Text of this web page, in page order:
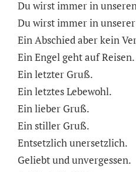
Du wirst immer in
Du wirst immer in
Ein Abschied aber kein
Ein Engel geht auf Reisen.
Ein letzter Gruß.
Ein letztes Lebewohl.
Ein lieber Gruß.
Ein stiller Gruß.
Entsetzlich unersetzlich.
Geliebt und unvergessen.